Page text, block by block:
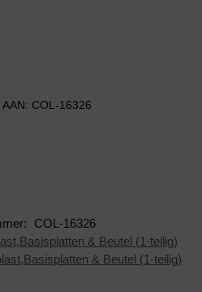
COL-16326
COL-16326
& Beutel (1-teilig)
& Beutel (1-teilig)